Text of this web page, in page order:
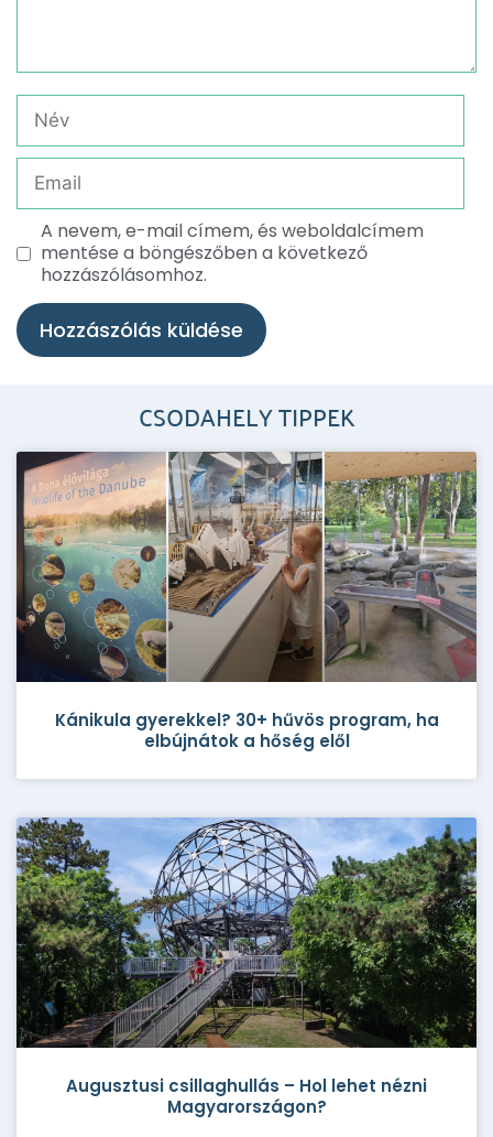
A nevem, e-mail címem, és weboldalcímem
mentése a böngészőben a következő
hozzászólásomhoz.
CSODAHELY TIPPEK
Kánikula gyerekkel? 30+ hűvös program, ha
elbújnátok a hőség elől
Augusztusi csillaghullás – Hol lehet nézni
Magyarországon?